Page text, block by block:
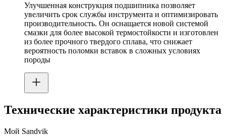
Улучшенная конструкция подшипника позволяет
увеличить срок службы инструмента и оптимизировать
производительность. Он оснащается новой системой
смазки для более высокой термостойкости и изготовлен
из более прочного твердого сплава, что снижает
вероятность поломки вставок в сложных условиях
породы
Технические характеристики продукта
Мой Sandvik